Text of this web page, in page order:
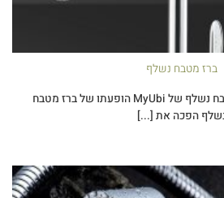
ברז מטבח נשלף
ברז מטבח נשלף ברז מטבח נשלף של MyUbi הופעתו של ברז מטבח
הפכה את [...]